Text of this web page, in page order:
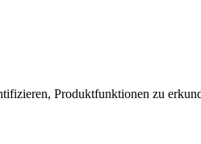
Produktfunktionen zu